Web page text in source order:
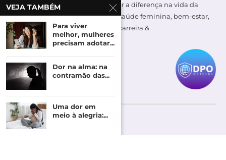
editoriais bem definidos para fazer a diferença na vida da
mulher, Ela aborda conteúdo de saúde feminina, bem-estar,
maternidade, comportamento e carreira &
empreendedorismo.
VEJA TAMBÉM
Para viver
melhor, mulheres
precisam adotar...
Dor na alma: na
contramão das...
Uma dor em
meio à alegria:...